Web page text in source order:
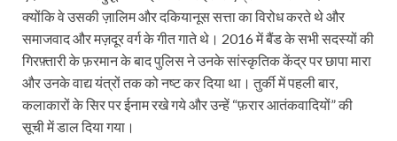
क्योंकि वे उसकी ज़ालिम और दकियानूस सत्ता का विरोध करते थे और
समाजवाद और मज़दूर वर्ग के गीत गाते थे। 2016 में बैंड के सभी सदस्यों की
गिरफ़्तारी के फ़रमान के बाद पुलिस ने उनके सांस्कृतिक केंद्र पर छापा मारा
और उनके वाद्य यंत्रों तक को नष्ट कर दिया था। तुर्की में पहली बार,
कलाकारों के सिर पर ईनाम रखे गये और उन्हें “फ़रार आतंकवादियों” की
सूची में डाल दिया गया।